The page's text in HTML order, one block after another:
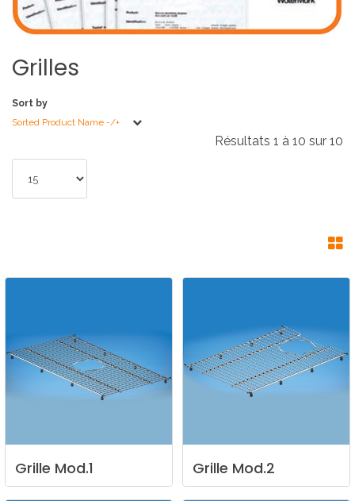
Grilles
Sort by
Sorted Product Name -/+
Résultats 1 à 10 sur 10
Grille Mod.1 Grille Mod.2